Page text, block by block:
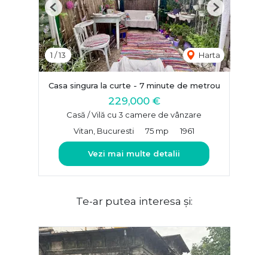
1 /13 Harta
Previous Next
Casa singura la curte - 7 minute de metrou
229,000 €
Casă / Vilă cu 3 camere de vânzare
Vitan, Bucuresti
75 mp 1961
Vezi mai multe detalii
Te-ar putea interesa și: